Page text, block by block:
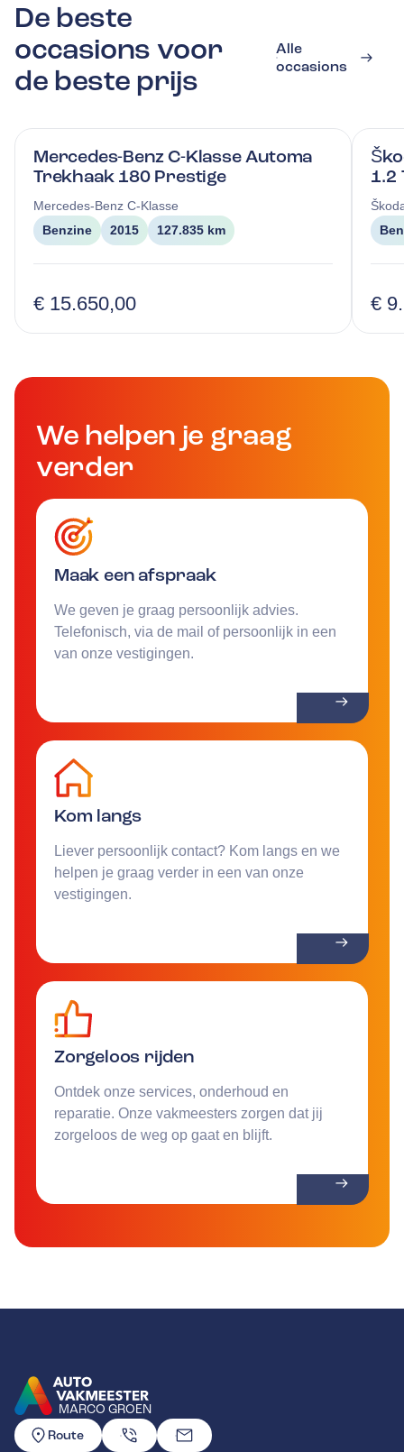
De beste
occasions voor
de beste prijs
Alle
occasions
Mercedes-Benz C-Klasse Automa
Trekhaak 180 Prestige
Mercedes-Benz C-Klasse
Benzine
2015 127.835 km
€ 15.650,00
1.2
€
We helpen je graag
verder
Maak een afspraak
We geven je graag persoonlijk advies.
Telefonisch, via de mail of persoonlijk in een
van onze vestigingen.
Kom langs
Liever persoonlijk contact? Kom langs en we
helpen je graag verder in een van onze
vestigingen.
Zorgeloos rijden
Ontdek onze services, onderhoud en
reparatie. Onze vakmeesters zorgen dat jij
zorgeloos de weg op gaat en blijft.
MARCO GROEN
GA NAAR DE HOMEPAGINA
Route